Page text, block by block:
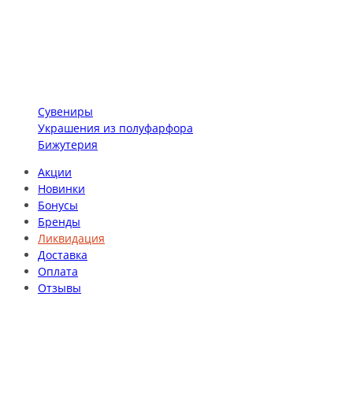
Сувениры
Украшения из полуфарфора
Бижутерия
Акции
Новинки
Бонусы
Бренды
Ликвидация
Доставка
Оплата
Отзывы